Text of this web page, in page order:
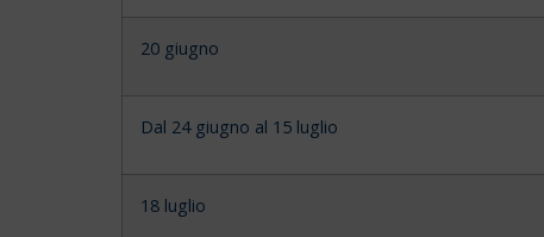
20 giugno
Dal 24 giugno al 15 luglio
18 luglio